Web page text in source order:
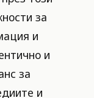
за
и
и
за
и